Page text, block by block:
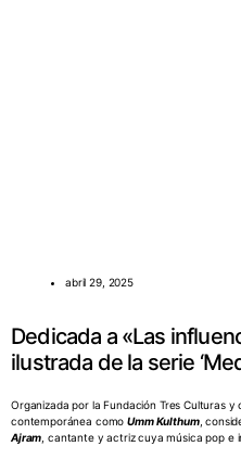
abril 29, 2025
Dedicada a «Las
ilustrada de la serie
Organizada por la Fundación Tres Culturas
contemporánea comoUmm Kulthum,
Ajram , cantante y actriz cuya música pop